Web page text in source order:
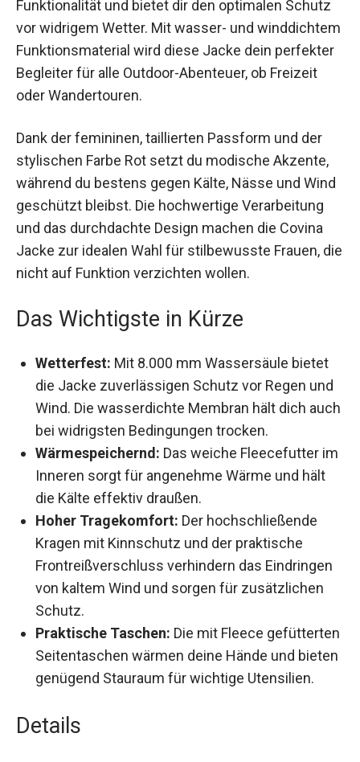
vor widrigem Wetter. Mit wasser- und
winddichtem Funktionsmaterial wird diese Jacke
dein perfekter Begleiter für alle Outdoor-
Abenteuer, ob Freizeit oder Wandertouren.
stylischen Farbe Rot setzt du modische Akzente,
während du bestens gegen Kälte, Nässe und
Wind geschützt bleibst. Die hochwertige
Verarbeitung und das durchdachte Design
machen die Covina Jacke zur idealen Wahl für
stilbewusste Frauen, die nicht auf Funktion
verzichten wollen.
Das Wichtigste in Kürze
Wetterfest: Mit 8.000 mm Wassersäule bietet
die Jacke zuverlässigen Schutz vor Regen
und Wind. Die wasserdichte Membran hält
dich auch bei widrigsten Bedingungen
trocken.
Wärmespeichernd:Das weiche Fleecefutter
im Inneren sorgt für angenehme Wärme und
hält die Kälte effektiv draußen.
Hoher Tragekomfort:Der hochschließende
Kragen mit Kinnschutz und der praktische
Frontreißverschluss verhindern das
Eindringen von kaltem Wind und sorgen für
zusätzlichen Schutz.
Praktische Taschen:Die mit Fleece
gefütterten Seitentaschen wärmen deine
wichtige Utensilien.